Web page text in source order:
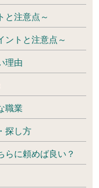
と注意点～
ントと注意点～
理由
職業
探し方
らに頼めば良い？